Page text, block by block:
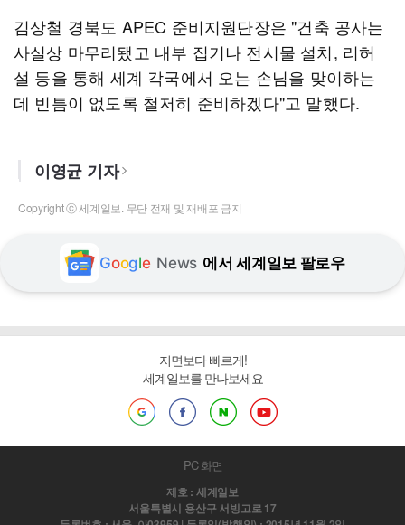
김상철 경북도 APEC 준비지원단장은 "건축 공사는
사실상 마무리됐고 내부 집기나 전시물 설치, 리허
설 등을 통해 세계 각국에서 오는 손님을 맞이하는
데 빈틈이 없도록 철저히 준비하겠다"고 말했다.
이영균 기자
Copyright ⓒ 세계일보. 무단 전재 및 재배포 금지
Google News 에서 세계일보 팔로우
지면보다 빠르게!
세계일보를 만나보세요
PC 화면
제호 : 세계일보
서울특별시 용산구 서빙고로 17